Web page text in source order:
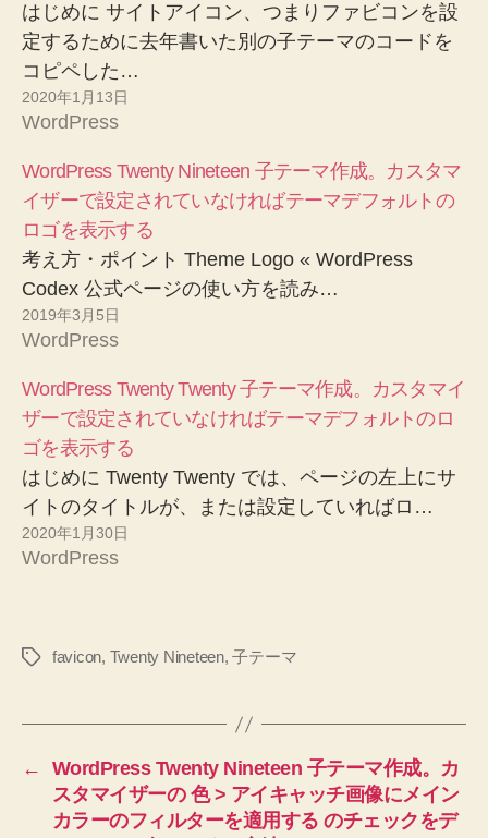
はじめに サイトアイコン、つまりファビコンを設
定するために去年書いた別の子テーマのコードを
コピペした…
2020年1月13日
WordPress
WordPress Twenty Nineteen 子テーマ作成。カスタマ
イザーで設定されていなければテーマデフォルトの
ロゴを表示する
考え方・ポイント Theme Logo « WordPress
Codex 公式ページの使い方を読み…
2019年3月5日
WordPress
WordPress Twenty Twenty 子テーマ作成。カスタマイ
ザーで設定されていなければテーマデフォルトのロ
ゴを表示する
はじめに Twenty Twenty では、ページの左上にサ
イトのタイトルが、または設定していればロ…
2020年1月30日
WordPress
タ
favicon, Twenty Nineteen,子テーマ
←
WordPress Twenty Nineteen 子テーマ作成。カ
スタマイザーの 色 > アイキャッチ画像にメイン
カラーのフィルターを適用する のチェックをデ